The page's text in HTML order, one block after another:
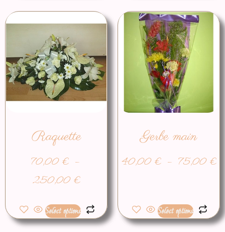
Raquette
70,00€ –
250,00€
Select options
Gerbe main
40,00€ – 75,00€
Select options